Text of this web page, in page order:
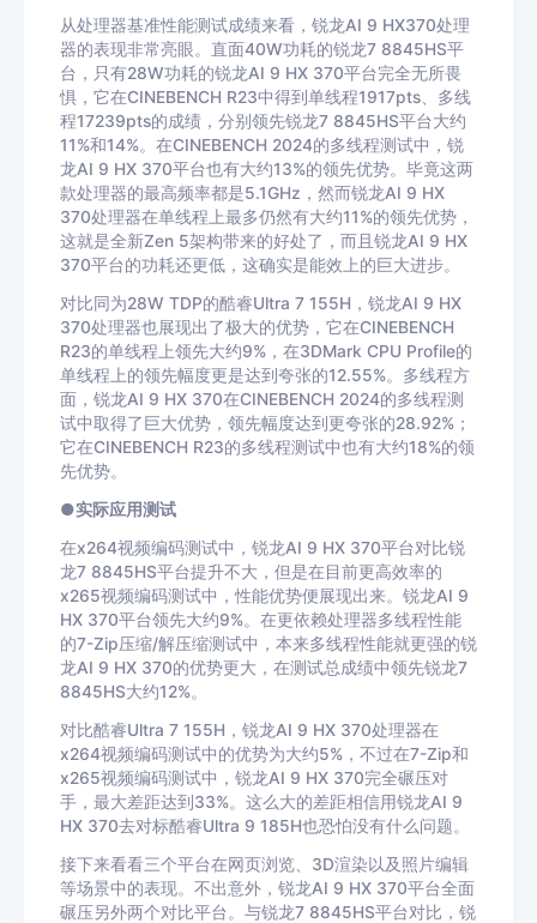
从处理器基准性能测试成绩来看，锐龙AI 9 HX370处理
器的表现非常亮眼。直面40W功耗的锐龙7 8845HS平
台，只有28W功耗的锐龙AI 9 HX 370平台完全无所畏
惧，它在CINEBENCH R23中得到单线程1917pts、多线
程17239pts的成绩，分别领先锐龙7 8845HS平台大约
11%和14%。在CINEBENCH 2024的多线程测试中，锐
龙AI 9 HX 370平台也有大约13%的领先优势。毕竟这两
款处理器的最高频率都是5.1GHz，然而锐龙AI 9 HX
370处理器在单线程上最多仍然有大约11%的领先优势，
这就是全新Zen 5架构带来的好处了，而且锐龙AI 9 HX
370平台的功耗还更低，这确实是能效上的巨大进步。
对比同为28W TDP的酷睿Ultra 7 155H，锐龙AI 9 HX
370处理器也展现出了极大的优势，它在CINEBENCH
R23的单线程上领先大约9%，在3DMark CPU Profile的
单线程上的领先幅度更是达到夸张的12.55%。多线程方
面，锐龙AI 9 HX 370在CINEBENCH 2024的多线程测
试中取得了巨大优势，领先幅度达到更夸张的28.92%；
它在CINEBENCH R23的多线程测试中也有大约18%的领
先优势。
●实际应用测试
在x264视频编码测试中，锐龙AI 9 HX 370平台对比锐
龙7 8845HS平台提升不大，但是在目前更高效率的
x265视频编码测试中，性能优势便展现出来。锐龙AI 9
HX 370平台领先大约9%。在更依赖处理器多线程性能
的7-Zip压缩/解压缩测试中，本来多线程性能就更强的锐
龙AI 9 HX 370的优势更大，在测试总成绩中领先锐龙7
8845HS大约12%。
对比酷睿Ultra 7 155H，锐龙AI 9 HX 370处理器在
x264视频编码测试中的优势为大约5%，不过在7-Zip和
x265视频编码测试中，锐龙AI 9 HX 370完全碾压对
手，最大差距达到33%。这么大的差距相信用锐龙AI 9
HX 370去对标酷睿Ultra 9 185H也恐怕没有什么问题。
接下来看看三个平台在网页浏览、3D渲染以及照片编辑
等场景中的表现。不出意外，锐龙AI 9 HX 370平台全面
碾压另外两个对比平台。与锐龙7 8845HS平台对比，锐